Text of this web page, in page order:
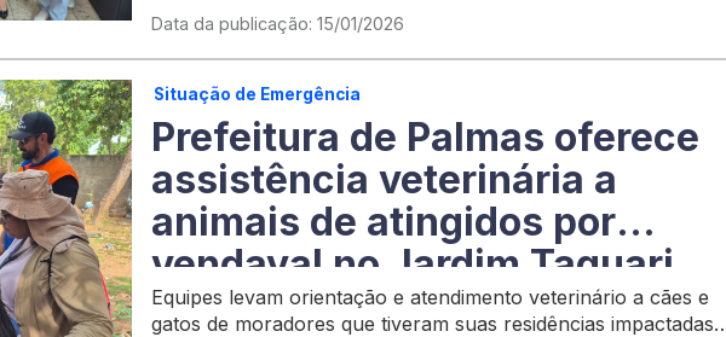
Data da publicação: 15/01/2026
Situação de Emergência
Prefeitura de Palmas oferece
assistência veterinária a
animais de atingidos por
vendaval no Jardim Taquari
Equipes levam orientação e atendimento veterinário a cães e
gatos de moradores que tiveram suas residências impactadas